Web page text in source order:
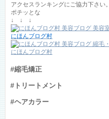
アクセスランキングにご協力下さい。
ポチッとな
↓ ↓ ↓
にほんブログ村
にほんブログ村
#縮毛矯正
#トリートメント
#ヘアカラー